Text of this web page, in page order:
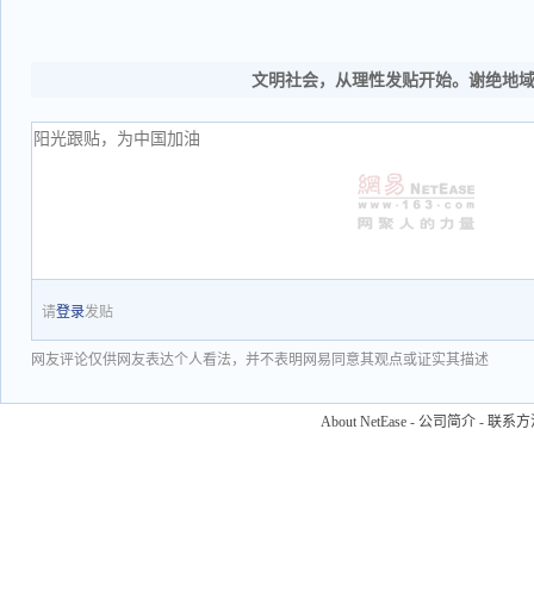
文明社会，从理性发贴开始。谢绝地
请登录发贴
网友评论仅供网友表达个人看法，并不表明网易同意其观点或证实其描述
About NetEase - 公司简介 - 联系方